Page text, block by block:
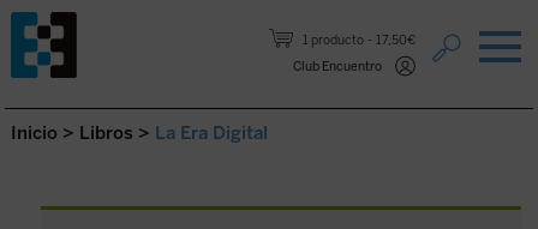
1 producto
17,50€
Club Encuentro
Saltar al contenido.
Inicio > Libros > La Era Digital